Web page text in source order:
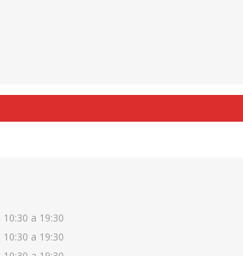
10:30 a 19:30
10:30 a 19:30